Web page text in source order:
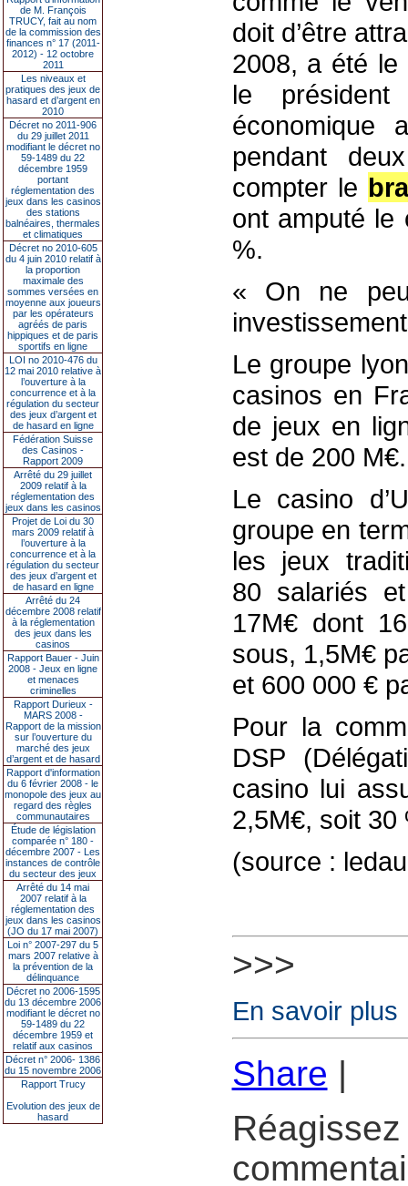
de M. François
TRUCY, fait au nom
de la commission des
finances n° 17 (2011-
2012) - 12 octobre
2011
Les niveaux et
pratiques des jeux de
hasard et d’argent en
2010
Décret no 2011-906
du 29 juillet 2011
modifiant le décret no
59-1489 du 22
décembre 1959
portant
réglementation des
jeux dans les casinos
des stations
balnéaires, thermales
et climatiques
Décret no 2010-605
du 4 juin 2010 relatif à
la proportion
maximale des
sommes versées en
moyenne aux joueurs
par les opérateurs
agréés de paris
hippiques et de paris
sportifs en ligne
LOI no 2010-476 du
12 mai 2010 relative à
l’ouverture à la
concurrence et à la
régulation du secteur
des jeux d’argent et
de hasard en ligne
Fédération Suisse
des Casinos -
Rapport 2009
Arrêté du 29 juillet
2009 relatif à la
réglementation des
jeux dans les casinos
Projet de Loi du 30
mars 2009 relatif à
l’ouverture à la
concurrence et à la
régulation du secteur
des jeux d’argent et
de hasard en ligne
Arrêté du 24
décembre 2008 relatif
à la réglementation
des jeux dans les
casinos
Rapport Bauer - Juin
2008 - Jeux en ligne
et menaces
criminelles
Rapport Durieux -
MARS 2008 -
Rapport de la mission
sur l’ouverture du
marché des jeux
d’argent et de hasard
Rapport d'information
du 6 février 2008 - le
monopole des jeux au
regard des règles
communautaires
Étude de législation
comparée n° 180 -
décembre 2007 - Les
instances de contrôle
du secteur des jeux
Arrêté du 14 mai
2007 relatif à la
réglementation des
jeux dans les casinos
(JO du 17 mai 2007)
Loi n° 2007-297 du 5
mars 2007 relative à
la prévention de la
délinquance
Décret no 2006-1595
du 13 décembre 2006
modifiant le décret no
59-1489 du 22
décembre 1959 et
relatif aux casinos
Décret n° 2006- 1386
du 15 novembre 2006
Rapport Trucy
Evolution des jeux de
hasard
doit d’être
2008, a été le
le
économique
pendant
compter le
ont amputé le
%.
« On ne
Le groupe
casinos en
de jeux en
est de 200 M€.
Le casino
groupe en
les jeux
80 salariés
17M€ dont
sous, 1,5M€
et 600 000 €
Pour la
DSP
casino lui
2,5M€, soit 30
(source :
>>>
En savoir plus
Share |